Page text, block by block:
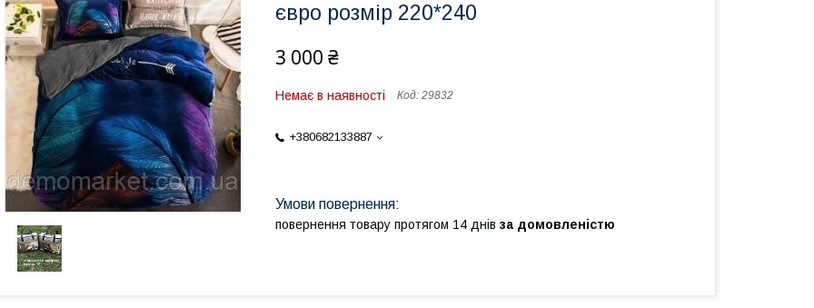
євро розмір 220*240
3 000 ₴
Немає в наявності Код: 29832
+380682133887
повернення товару протягом 14 днів за домовленістю